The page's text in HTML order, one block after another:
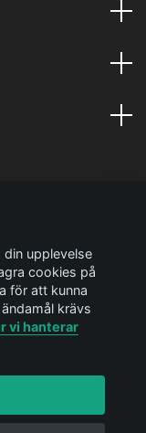
Quickbutik
upplevelse
cookies på
för att kunna
krävs
vi hanterar